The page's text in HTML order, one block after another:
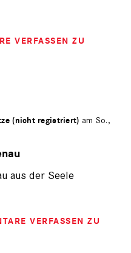
VERFASSEN ZU
(nicht registriert) am So.,
aus der Seele
VERFASSEN ZU